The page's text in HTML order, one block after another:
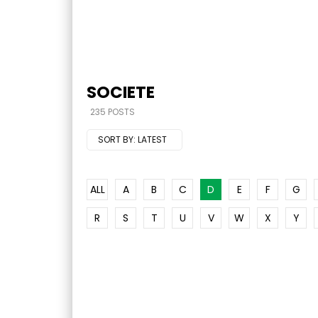
SOCIETE
235 POSTS
SORT BY: LATEST
ALL A B C D E F G
R
S T U V W X Y